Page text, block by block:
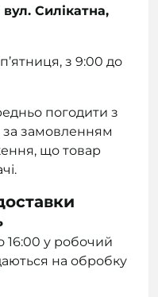
Силікатна,
з 9:00 до
погодити з
замовленням
що товар
16:00 у робочий
на обробку